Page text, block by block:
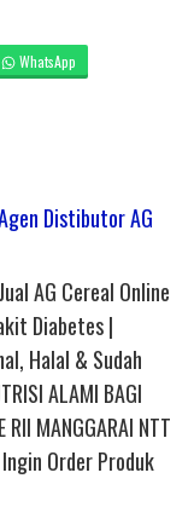
WhatsApp
Distibutor AG
AG Cereal Online
Diabetes |
Halal & Sudah
ALAMI BAGI
RII MANGGARAI NTT
Order Produk